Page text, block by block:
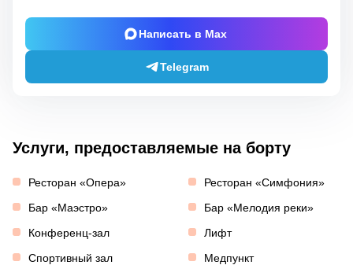
Написать в Max
Telegram
Услуги, предоставляемые на борту
Ресторан «Опера»
Ресторан «Симфония»
Бар «Маэстро»
Бар «Мелодия реки»
Конференц-зал
Лифт
Спортивный зал
Медпункт